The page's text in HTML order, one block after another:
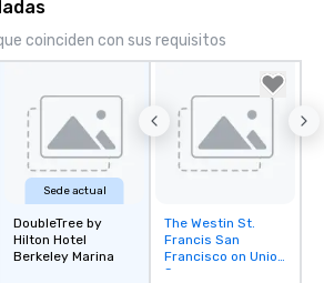
coinciden con sus requisitos
Sede actual
DoubleTree by
Hilton Hotel
Berkeley Marina
Removed from
favorites
The Westin St.
Francis San
Francisco on Union
Square